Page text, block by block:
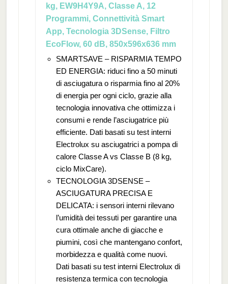
kg, EW9H4Y9A, Classe A, 12
Programmi, Connettività Smart
App, Tecnologia 3DSense, Filtro
EcoFlow, 60 dB, 850x596x636 mm
SMARTSAVE – RISPARMIA TEMPO
ED ENERGIA: riduci fino a 50 minuti
di asciugatura o risparmia fino al 20%
di energia per ogni ciclo, grazie alla
tecnologia innovativa che ottimizza i
consumi e rende l’asciugatrice più
efficiente. Dati basati su test interni
Electrolux su asciugatrici a pompa di
calore Classe A vs Classe B (8 kg,
ciclo MixCare).
TECNOLOGIA 3DSENSE –
ASCIUGATURA PRECISA E
DELICATA: i sensori interni rilevano
l’umidità dei tessuti per garantire una
cura ottimale anche di giacche e
piumini, così che mantengano confort,
morbidezza e qualità come nuovi.
Dati basati su test interni Electrolux di
resistenza termica con tecnologia